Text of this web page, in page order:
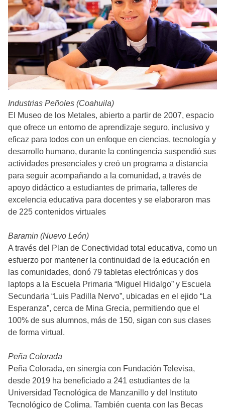
Industrias Peñoles (Coahuila)
El Museo de los Metales, abierto a partir de 2007, espacio
que ofrece un entorno de aprendizaje seguro, inclusivo y
eficaz para todos con un enfoque en ciencias, tecnología y
desarrollo humano, durante la contingencia suspendió sus
actividades presenciales y creó un programa a distancia
para seguir acompañando a la comunidad, a través de
apoyo didáctico a estudiantes de primaria, talleres de
excelencia educativa para docentes y se elaboraron mas
de 225 contenidos virtuales
Baramin (Nuevo León)
A través del Plan de Conectividad total educativa, como un
esfuerzo por mantener la continuidad de la educación en
las comunidades, donó 79 tabletas electrónicas y dos
laptops a la Escuela Primaria “Miguel Hidalgo” y Escuela
Secundaria “Luis Padilla Nervo”, ubicadas en el ejido “La
Esperanza”, cerca de Mina Grecia, permitiendo que el
100% de sus alumnos, más de 150, sigan con sus clases
de forma virtual.
Peña Colorada
Peña Colorada, en sinergia con Fundación Televisa,
desde 2019 ha beneficiado a 241 estudiantes de la
Universidad Tecnológica de Manzanillo y del Instituto
Tecnológico de Colima. También cuenta con las Becas